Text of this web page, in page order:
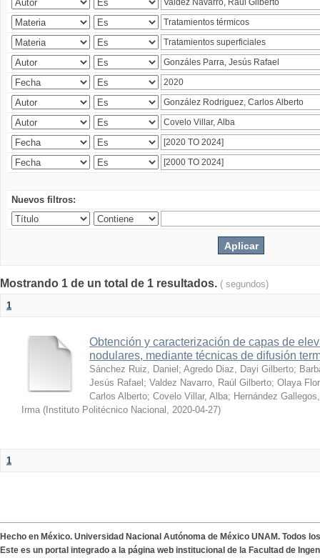
Nuevos filtros:
Mostrando 1 de un total de 1 resultados. ( segundos)
1
Obtención y caracterización de capas de
nodulares, mediante técnicas de difusión
Sánchez Ruiz, Daniel ; Agredo Diaz, Dayi Gilberto;
Jesús Rafael ; Valdez Navarro, Raúl Gilberto; Olaya
Carlos Alberto; Covelo Villar, Alba; Hernández
Irma ( Instituto Politécnico Nacional , 2020-04-27)
1
Hecho en México. Universidad Nacional Autónoma de México UNAM. Todos
Este es un portal integrado a la página web institucional de la Facultad de